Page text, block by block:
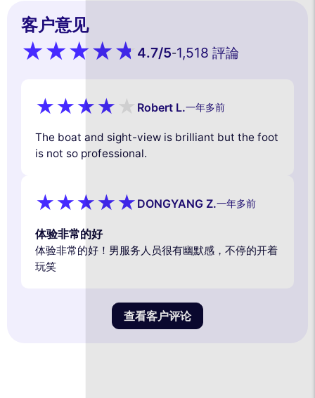
客户意见
4.7/5-1,518 評論
Robert L.一年多前
The boat and sight-view is brilliant but the foot
is not so professional.
DONGYANG Z.一年多前
体验非常的好
体验非常的好！男服务人员很有幽默感，不停的开着
玩笑
查看客户评论